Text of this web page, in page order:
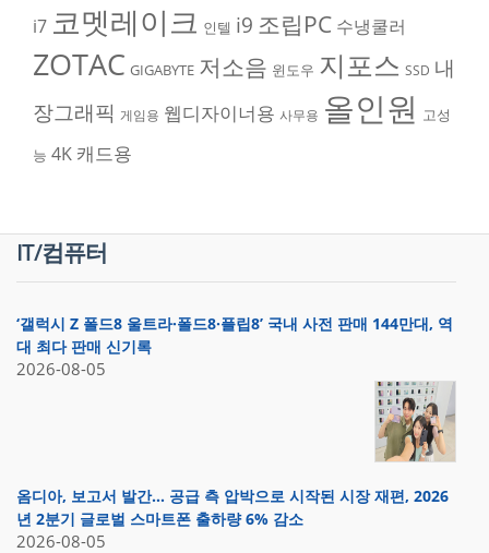
i7 코멧레이크 인텔 i9 조립PC 수냉쿨러
ZOTAC GIGABYTE 저소음 윈도우 지포스 SSD 내
장그래픽 게임용 웹디자이너용 사무용 올인원 고성
능 4K 캐드용
IT/컴퓨터
‘갤럭시 Z 폴드8 울트라·폴드8·플립8’ 국내 사전 판매 144만대, 역
대 최다 판매 신기록
2026-08-05
옴디아, 보고서 발간… 공급 측 압박으로 시작된 시장 재편, 2026
년 2분기 글로벌 스마트폰 출하량 6% 감소
2026-08-05